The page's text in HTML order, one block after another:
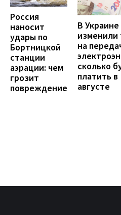
Россия
наносит
удары по
Бортницкой
станции
аэрации: чем
грозит
повреждение
В Украине
на
сколько
платить в
августе